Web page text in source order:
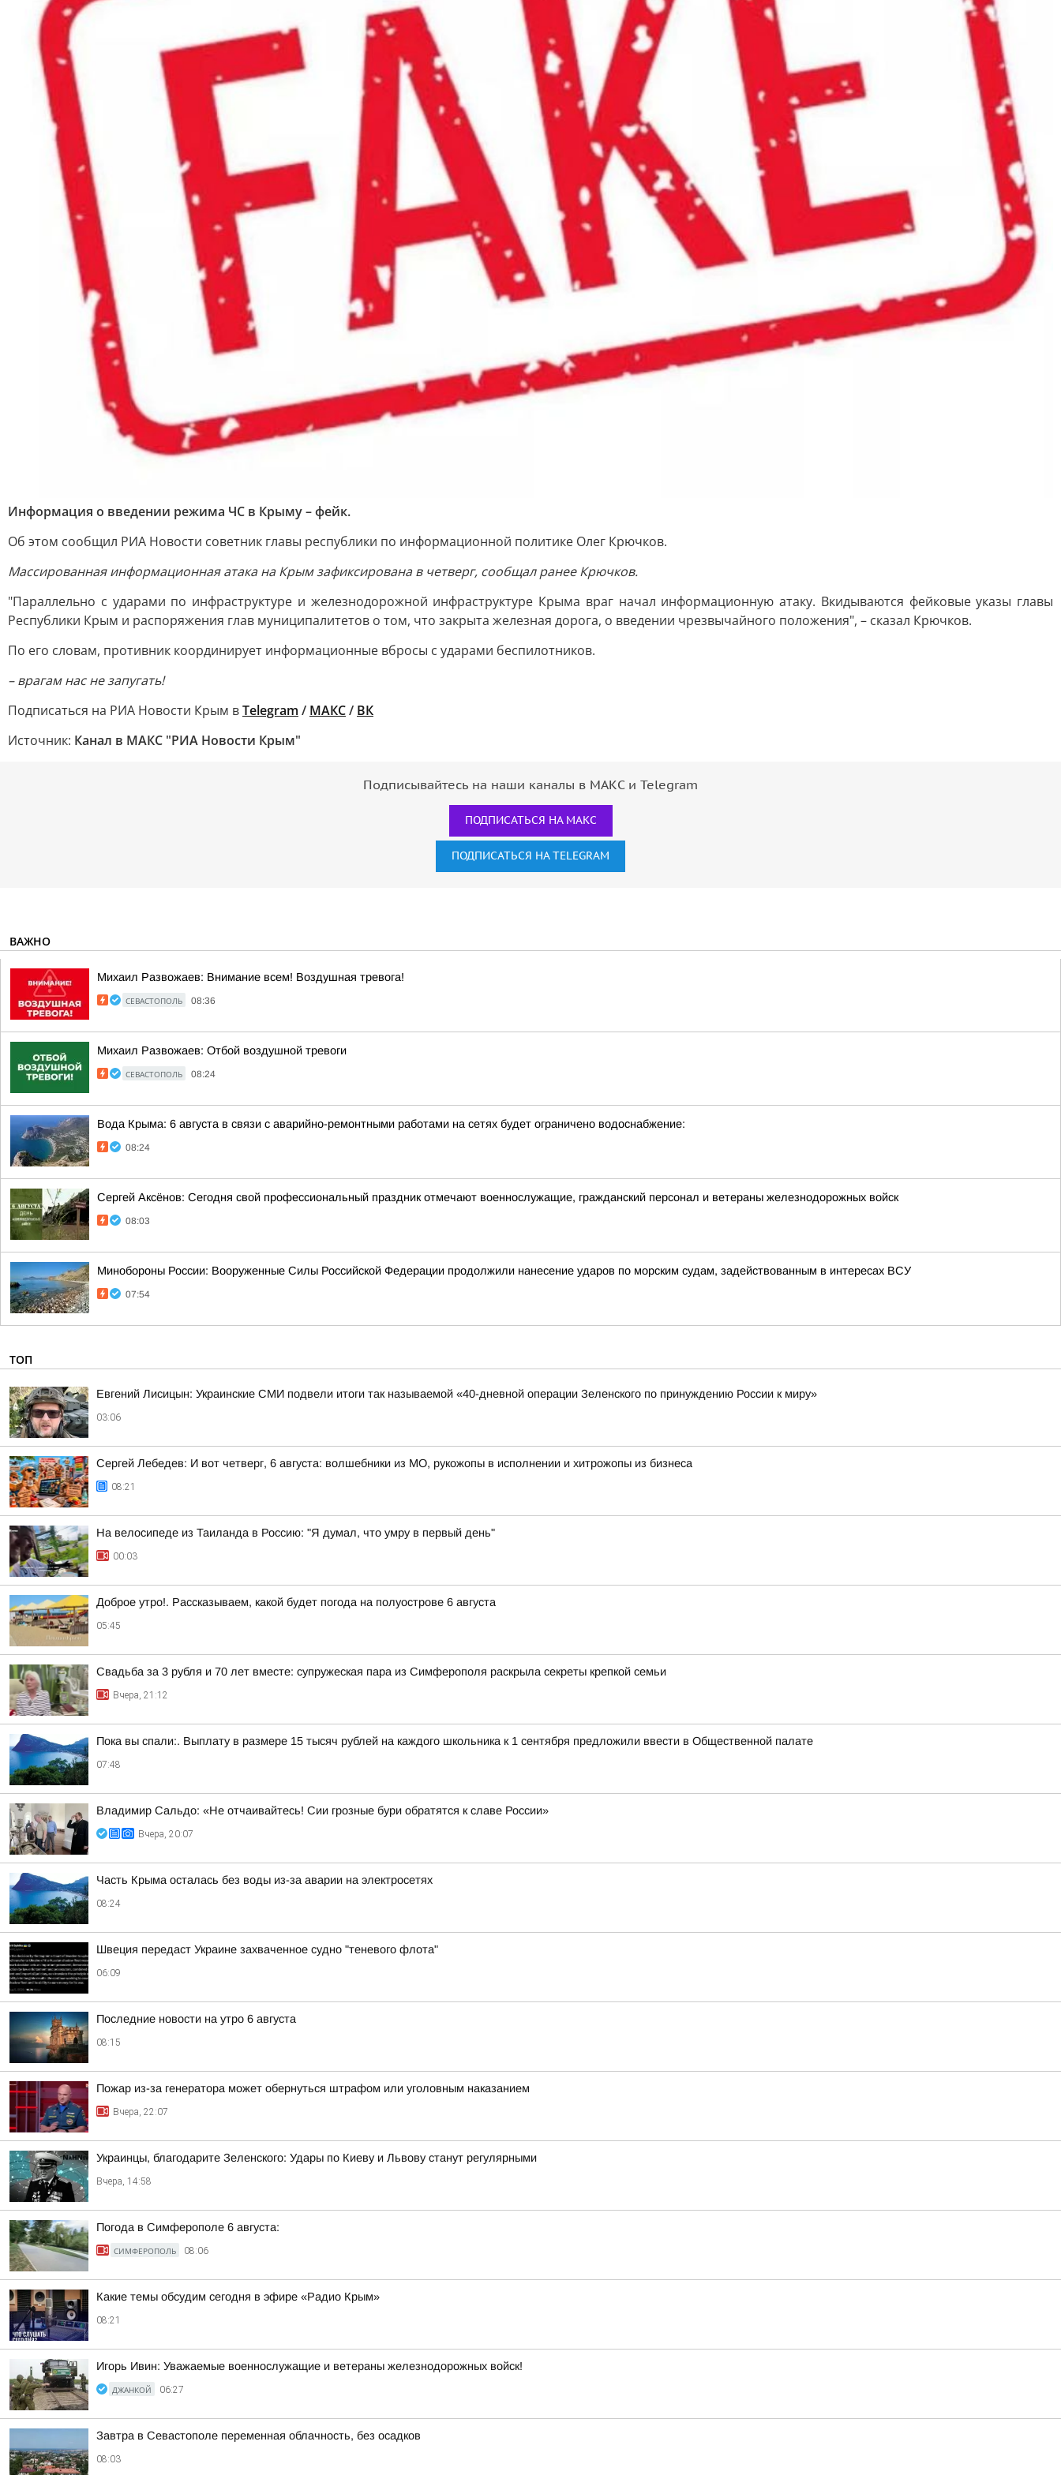
Информация о введении режима ЧС в Крыму – фейк.
Об этом сообщил РИА Новости советник главы республики по информационной политике Олег Крючков.
Массированная информационная атака на Крым зафиксирована в четверг, сообщал ранее Крючков.
"Параллельно с ударами по инфраструктуре и железнодорожной инфраструктуре Крыма враг начал информационную атаку. Вкидываются фейковые указы главы
Республики Крым и распоряжения глав муниципалитетов о том, что закрыта железная дорога, о введении чрезвычайного положения", – сказал Крючков.
По его словам, противник координирует информационные вбросы с ударами беспилотников.
– врагам нас не запугать!
Подписаться на РИА Новости Крым вTelegram / МАКС/ ВК
Источник: Канал в МАКС "РИА Новости Крым"
Подписывайтесь на наши каналы в МАКС и Telegram
ПОДПИСАТЬСЯ НА МАКС
ПОДПИСАТЬСЯ НА TELEGRAM
ВАЖНО
Михаил Развожаев: Внимание всем! Воздушная тревога!
СЕВАСТОПОЛЬ 08:36
Михаил Развожаев: Отбой воздушной тревоги
СЕВАСТОПОЛЬ 08:24
Вода Крыма: 6 августа в связи с аварийно-ремонтными работами на сетях будет ограничено водоснабжение:
08:24
Сергей Аксёнов: Сегодня свой профессиональный праздник отмечают военнослужащие, гражданский персонал и ветераны железнодорожных войск
08:03
Минобороны России: Вооруженные Силы Российской Федерации продолжили нанесение ударов по морским судам, задействованным в интересах ВСУ
07:54
ТОП
Евгений Лисицын: Украинские СМИ подвели итоги так называемой «40-дневной операции Зеленского по принуждению России к миру»
03:06
Сергей Лебедев: И вот четверг, 6 августа: волшебники из МО, рукожопы в исполнении и хитрожопы из бизнеса
08:21
На велосипеде из Таиланда в Россию: "Я думал, что умру в первый день"
00:03
Доброе утро!. Рассказываем, какой будет погода на полуострове 6 августа
05:45
Свадьба за 3 рубля и 70 лет вместе: супружеская пара из Симферополя раскрыла секреты крепкой семьи
Вчера, 21:12
Пока вы спали:. Выплату в размере 15 тысяч рублей на каждого школьника к 1 сентября предложили ввести в Общественной палате
07:48
Владимир Сальдо: «Не отчаивайтесь! Сии грозные бури обратятся к славе России»
Вчера, 20:07
Часть Крыма осталась без воды из-за аварии на электросетях
08:24
Швеция передаст Украине захваченное судно "теневого флота"
06:09
Последние новости на утро 6 августа
08:15
Пожар из-за генератора может обернуться штрафом или уголовным наказанием
Вчера, 22:07
Украинцы, благодарите Зеленского: Удары по Киеву и Львову станут регулярными
Вчера, 14:58
Погода в Симферополе 6 августа:
СИМФЕРОПОЛЬ 08:06
Какие темы обсудим сегодня в эфире «Радио Крым»
08:21
Игорь Ивин: Уважаемые военнослужащие и ветераны железнодорожных войск!
ДЖАНКОЙ 06:27
Завтра в Севастополе переменная облачность, без осадков
08:03